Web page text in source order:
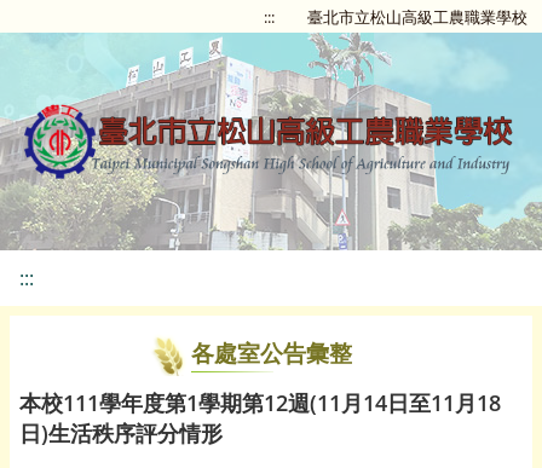
::: 臺北市立松山高級工農職業學校
:::
各處室公告彙整
本校111學年度第1學期第12週(11月14日至11月18
日)生活秩序評分情形